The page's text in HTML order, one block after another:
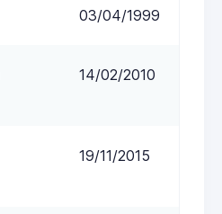
03/04/1999
14/02/2010
19/11/2015